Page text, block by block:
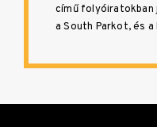
című folyóiratokban
a South Parkot, és a